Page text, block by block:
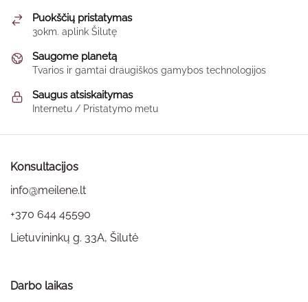
may
be
chosen
on
the
product
Puokščių pristatymas
30km. aplink Šilutę
Saugome planetą
Tvarios ir gamtai draugiškos gamybos technologijos
Saugus atsiskaitymas
Internetu / Pristatymo metu
Konsultacijos
info@meilene.lt
+370 644 45590
Lietuvininkų g. 33A, Šilutė
Darbo laikas